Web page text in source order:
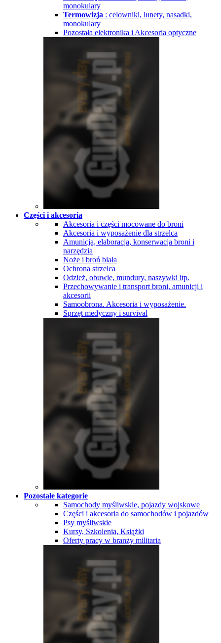
monokulary
Termowizja : celowniki, lunety, nasadki,
monokulary
Pozostała elektronika i Akcesoria optyczne
Części i akcesoria
Akcesoria i części mocowane do broni
Akcesoria i wyposażenie dla strzelca
Amunicja, elaboracja, konserwacja broni i
narzędzia
Noże i broń biała
Ochrona strzelca
Odzież, obuwie, mundury, naszywki itp.
Przechowywanie i transport broni, amunicji i
akcesorii
Samoobrona. Akcesoria i wyposażenie.
Sprzęt medyczny i survival
Pozostałe kategorie
Samochody myśliwskie, pojazdy wojskowe
Części i akcesoria do samochodów i pojazdów
Psy myśliwskie
Kursy, Szkolenia, Książki
Oferty pracy w branży militaria